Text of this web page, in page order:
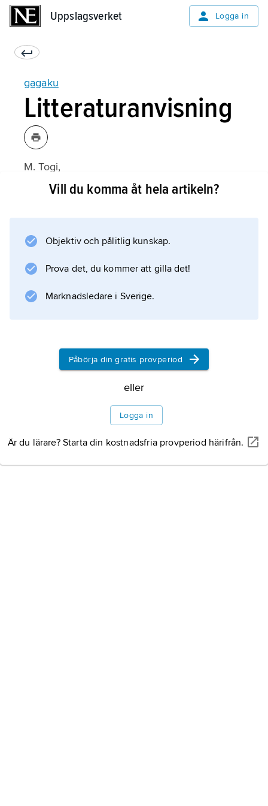
Uppslagsverket Logga in
gagaku
Litteraturanvisning
M. Togi,
Gagaku: Court Music and Dance
Vill du komma åt hela artikeln?
Objektiv och pålitlig kunskap.
Prova det, du kommer att gilla det!
Marknadsledare i Sverige.
Påbörja din gratis provperiod
eller
Logga in
Är du lärare? Starta din kostnadsfria provperiod härifrån.